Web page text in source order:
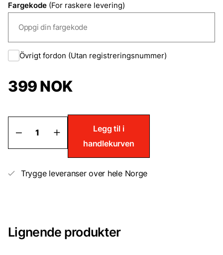
Fargekode (For raskere levering)
Övrigt fordon (Utan registreringsnummer)
399NOK
Lakkstift
Lotus
Legg til i
handlekurven
Trygge leveranser over hele Norge
Lignende produkter